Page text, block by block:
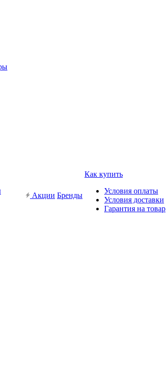
Акции Бренды
Как купить
Условия оплаты
Условия доставки
Гарантия на товар